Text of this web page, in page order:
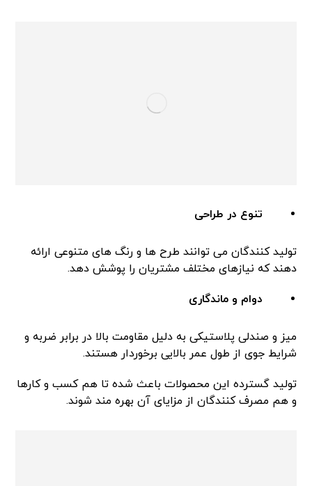
تنوع در طراحی
تولید کنندگان می توانند طرح ها و رنگ های متنوعی ارائه
دهند که نیازهای مختلف مشتریان را پوشش دهد.
دوام و ماندگاری
میز و صندلی پلاستیکی به دلیل مقاومت بالا در برابر ضربه و
شرایط جوی از طول عمر بالایی برخوردار هستند.
تولید گسترده این محصولات باعث شده تا هم کسب و کارها
و هم مصرف کنندگان از مزایای آن بهره مند شوند.